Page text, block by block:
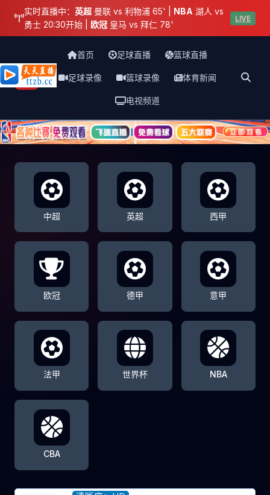
实时直播中： 英超 曼联 vs 利物浦 65' | NBA 湖人 vs
勇士 20:30开始 | 欧冠 皇马 vs 拜仁 78'
LIVE
天天直播网
首页 足球直播 篮球直播
足球录像 篮球录像 体育新闻
电视频道
中超 英超 西甲
欧冠 德甲 意甲
法甲 世界杯 NBA
CBA